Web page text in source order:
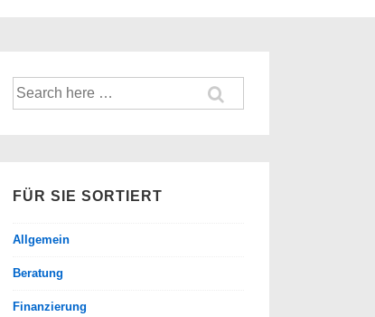
Suche
nach:
FÜR SIE SORTIERT
Allgemein
Beratung
Finanzierung